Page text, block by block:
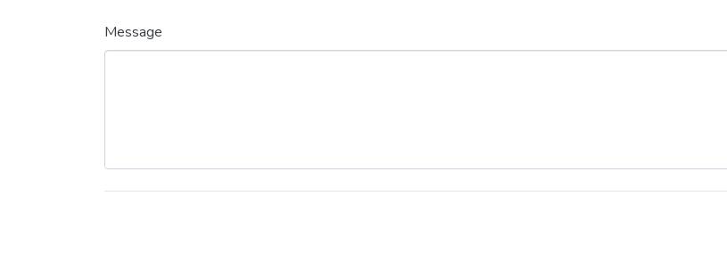
Message